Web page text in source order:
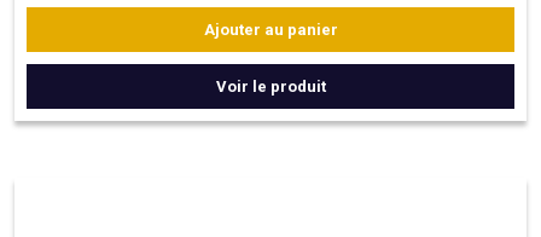
NB : les huîtres sont livrées ouvertes avec citron et
vinaigre échalote.
Ajouter au panier
Voir le produit